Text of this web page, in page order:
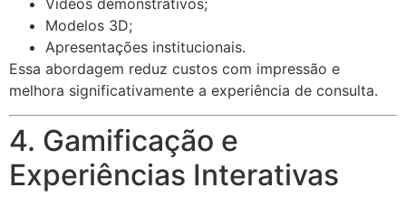
Vídeos demonstrativos;
Modelos 3D;
Apresentações institucionais.
Essa abordagem reduz custos com impressão e
melhora significativamente a experiência de consulta.
4. Gamificação e
Experiências Interativas